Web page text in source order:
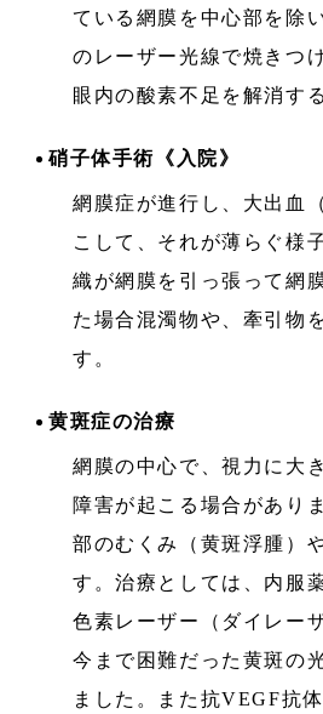
ている網膜を中心部を除
のレーザー光線で焼きつ
眼内の酸素不足を解消す
硝子体手術《入院》
網膜症が進行し、大出血
こして、それが薄らぐ様
織が網膜を引っ張って網
た場合混濁物や、牽引物
す。
黄斑症の治療
網膜の中心で、視力に大
障害が起こる場合があり
部のむくみ（黄斑浮腫）
す。治療としては、内服
色素レーザー（ダイレー
今まで困難だった黄斑の
ました。また抗VEGF抗